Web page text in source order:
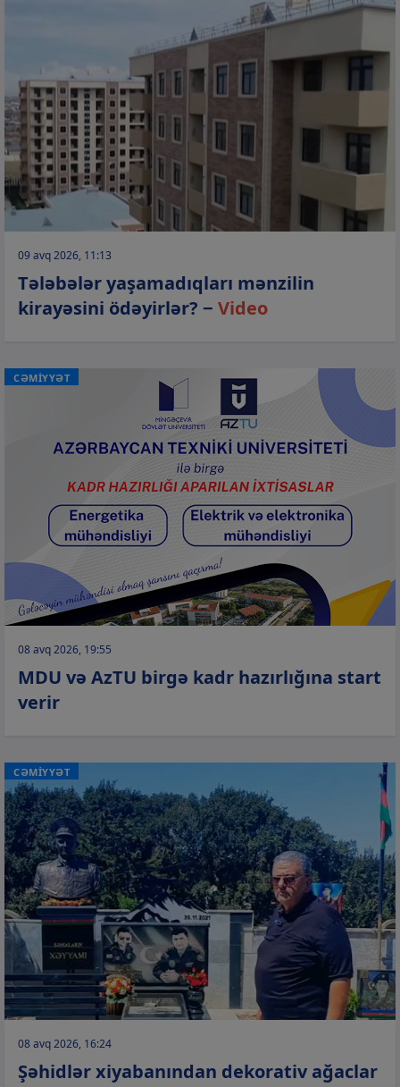
09 avq 2026, 11:13
Tələbələr yaşamadıqları mənzilin
kirayəsini ödəyirlər? − Video
CƏMİYYƏT
08 avq 2026, 19:55
MDU və AzTU birgə kadr hazırlığına start
verir
CƏMİYYƏT
08 avq 2026, 16:24
Şəhidlər xiyabanından dekorativ ağaclar